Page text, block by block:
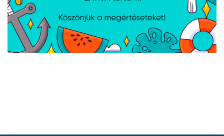
Garancia (P):
Kapcsolat
Iroda/ügyfélszolgálat: